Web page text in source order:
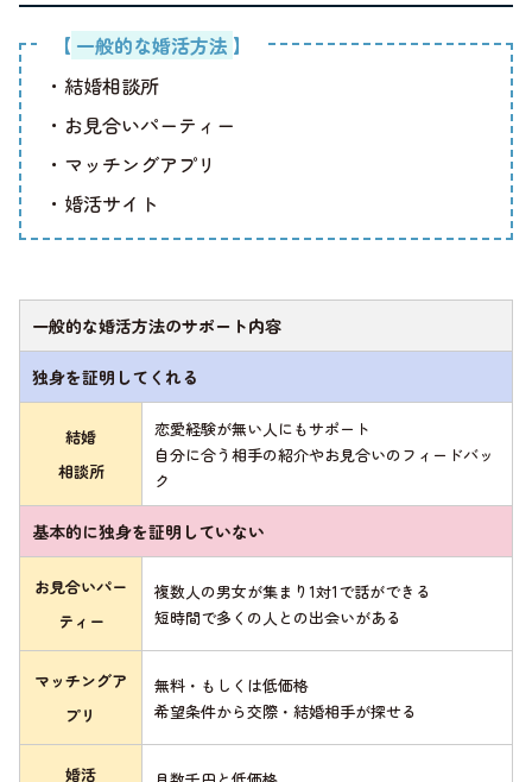
【 一般的な婚活方法 】
・結婚相談所
・お見合いパーティー
・マッチングアプリ
・婚活サイト
一般的な婚活方法のサポート内容
独身を証明してくれる
結婚
相談所
恋愛経験が無い人にもサポート
自分に合う相手の紹介やお見合いのフィードバッ
ク
基本的に独身を証明していない
お見合いパー
ティー
複数人の男女が集まり1対1で話ができる
短時間で多くの人との出会いがある
マッチングア
プリ
無料・もしくは低価格
希望条件から交際・結婚相手が探せる
婚活